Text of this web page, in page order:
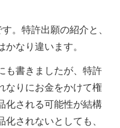
。特許出願の紹介と、
なり違います。
も書きましたが、特許
なりにお金をかけて権
化される可能性が結構
されないとしても、